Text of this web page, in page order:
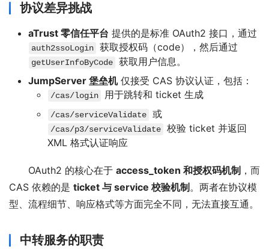
协议差异挑战
aTrust 零信任平台 提供的是标准 OAuth2 接口，通过
auth2ssoLogin 获取授权码（code），然后通过
getUserInfoByCode
获取用户信息。
JumpServer 堡垒机仅接受 CAS 协议认证，包括：
/cas/login 用于跳转和 ticket 生成
/cas/serviceValidate 或
/cas/p3/serviceValidate
校验 ticket 并返回
XML 格式认证响应
OAuth2 的核心在于 access_token 和授权码机制 ，而
CAS 依赖的是 ticket 与 service 校验机制 。两者在协议模
型、流程细节、响应格式等方面完全不同，无法直接互通。
中转服务的职责